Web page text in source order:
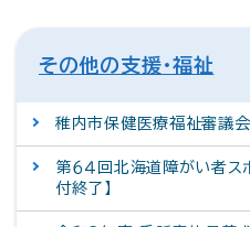
その他の支援・福祉
稚内市保健医療福祉審議会
第６４回北海道障がい者ス
付終了】